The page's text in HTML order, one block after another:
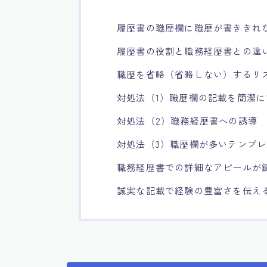
履歴書の職歴欄に職歴が書ききれ
履歴書の役割と職務経歴書との違
職歴を省略（省略しない）するリ
対処法（1）職歴欄の記載を簡潔
対処法（2）職務経歴書への誘導
対処法（3）職歴欄が多いテンプ
職務経歴書での詳細なアピールが
誠実な記載で経験の豊富さを伝え